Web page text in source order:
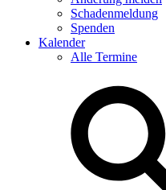
Schadenmeldung
Spenden
Kalender
Alle Termine